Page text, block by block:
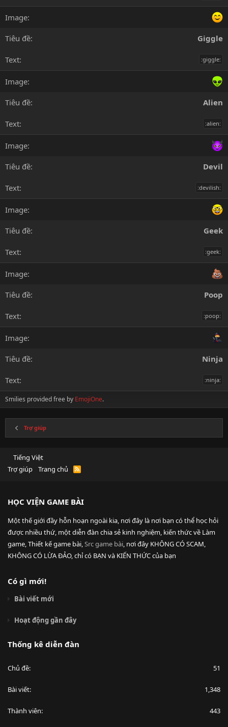
Giggle
:giggle:
Alien
:alien:
Devil
:devilish:
Geek
:geek:
Poop
:poop:
Ninja
:ninja:
Smilies provided free by EmojiOne.
Trợ giúp
Tiếng Việt
Trợ giúp
Trang chủ
R
HỌC VIỆN GAME BÀI
Một thế giới đầy hỗn hoạn ngoài kia, nơi đây là nơi bạn có thể học hỏi
được nhiều thứ, một diễn đàn chia sẻ kinh nghiệm, kiến thức về Làm
game, Thiết kế game bài,Src game bài, nơi đây KHÔNG CÓ SCAM,
KHÔNG CÓ LỪA ĐẢO, chỉ có BẠN và KIẾN THỨC của bạn
Có gì mới!
Bài viết mới
Hoạt động gần đây
Thống kê diễn đàn
Chủ đề 51
Bài viết 1,348
Thành viên 443